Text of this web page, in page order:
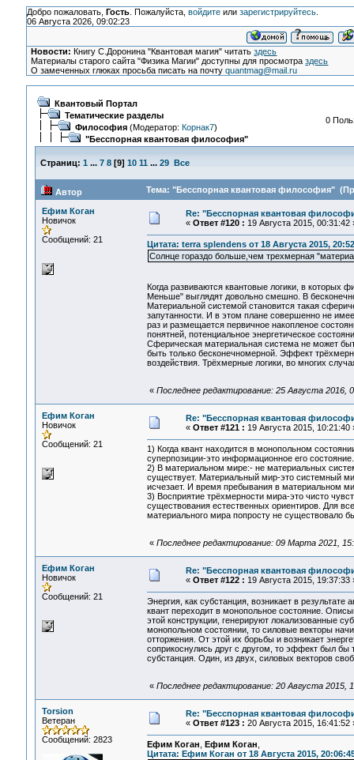
Добро пожаловать, Гость. Пожалуйста, войдитеили зарегистрируйтесь.
06 Августа 2026, 09:02:23
Новости: Книгу С.Доронина "Квантовая магия" читатьздесь
Материалы старого сайта "Физика Магии" доступны для просмотраздесь
О замеченных глюках просьба писать на почтуquantmag@mail.ru
Квантовый Портал
Тематические разделы
Философия(Модератор: Корнак7)
"Бесспорная квантовая философия"
0
Страниц: 1 ... 7 8[9] 10 11 ... 29 Все
Автор Тема: "Бесспорная квантовая философия"
Ефим Коган
Новичок
Сообщений: 21
Re: "Бесспорная квантовая
« Ответ #120 : 19 Августа 2015, 00:31:42
Цитата: terra splendens от 18 Августа 2015,
Солнце гораздо больше,чем трехмерная
Когда развиваются квантовые логики, в которых
Меньше" выглядят довольно смешно. В
Материальной системой становится такая
запутанности. И в этом плане совершенно не
раз и размещается первичное накопленое
понятней, потенциальное энергетическое
Сферическая материальная система не может
быть только бесконечномерной. Эффект
воздействия. Трёхмерные логики, во многих
« Последнее редактирование: 25 Августа 2016,
Ефим Коган
Новичок
Сообщений: 21
Re: "Бесспорная квантовая
« Ответ #121 : 19 Августа 2015, 10:21:40
1) Когда квант находится в монопольном
суперпозиции-это информационное его
2) В материальном мире:- не материальных
существует. Материальный мир-это системный
исчезает. И время пребывания в материальном
3) Восприятие трёхмерности мира-это чисто
существования естественных ориентиров. Для
материального мира попросту не
« Последнее редактирование: 09 Марта 2021,
Ефим Коган
Новичок
Сообщений: 21
Re: "Бесспорная квантовая
« Ответ #122 : 19 Августа 2015, 19:37:33
Энергия, как субстанция, возникает в
квант переходит в монопольное состояние.
этой конструкции, генерируют локализованные
монопольном состоянии, то силовые векторы
отторжения. От этой их борьбы и возникает
соприкоснулись друг с другом, то эффект был
субстанция. Один, из двух, силовых векторов
« Последнее редактирование: 20 Августа 2015,
Torsion
Ветеран
Сообщений: 2823
Re: "Бесспорная квантовая
« Ответ #123 : 20 Августа 2015, 16:41:52
Ефим Коган Ефим Коган
Цитата: Ефим Коган от 18 Августа 2015,